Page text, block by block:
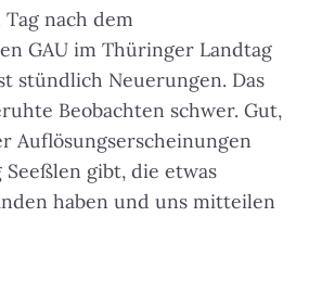
nach dem
GAU im Thüringer Landtag
stündlich Neuerungen. Das
Beobachten schwer. Gut,
Auflösungserscheinungen
gibt, die etwas
haben und uns mitteilen